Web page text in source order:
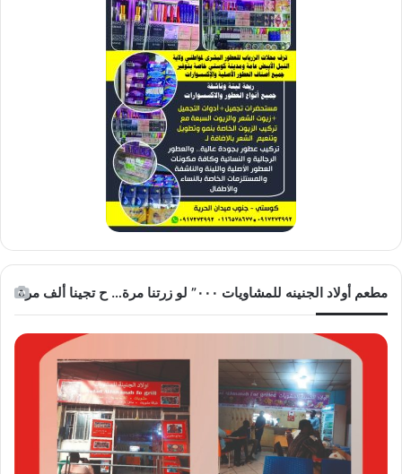
مطعم أولاد الجنينه للمشاويات ٠٠٠” لو زرتنا مرة… ح تجينا ألف مرة